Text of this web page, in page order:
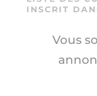
INSCRIT
Vous